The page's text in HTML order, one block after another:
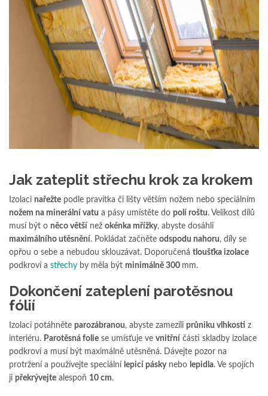
Jak zateplit střechu krok za krokem
Izolaci nařežte podle pravítka či lišty větším nožem nebo speciálním
nožem na minerální vatu a pásy umístěte do polí roštu. Velikost dílů
musí být o něco větší než okénka mřížky, abyste dosáhli
maximálního utěsnění. Pokládat začněte odspodu nahoru, díly se
opřou o sebe a nebudou sklouzávat. Doporučená tloušťka izolace
podkroví a střechy by měla být minimálně 300 mm.
Dokončení zateplení parotěsnou
fólií
Izolaci potáhněte parozábranou, abyste zamezili průniku vlhkosti z
interiéru. Parotěsná folie se umísťuje ve vnitřní části skladby izolace
podkroví a musí být maximálně utěsněná. Dávejte pozor na
protržení a používejte speciální lepicí páskynebo lepidla. Ve spojích
ji překrývejte alespoň 10 cm.